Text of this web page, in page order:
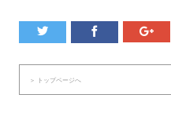
＞ トップページへ